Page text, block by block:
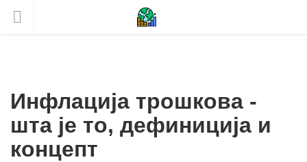
Инфлација трошкова -
шта је то, дефиниција и
концепт